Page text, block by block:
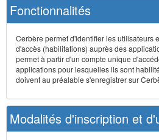
Fonctionnalités
Cerbère permet d'identifier les utilisateurs
d'accès (habilitations) auprès des
permet à partir d'un compte unique
applications pour lesquelles ils sont
doivent au préalable s'enregistrer sur
Modalités d'inscription et